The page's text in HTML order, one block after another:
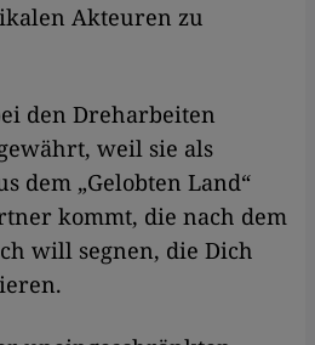
Akteuren zu
den Dreharbeiten
weil sie als
dem „Gelobten Land“
kommt, die nach dem
will segnen, die Dich